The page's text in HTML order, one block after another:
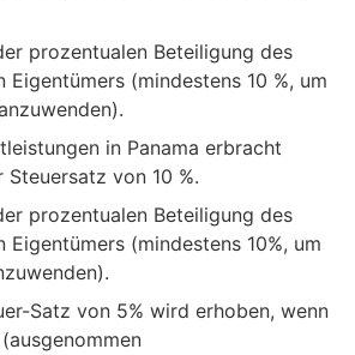
prozentualen Beteiligung des
(mindestens 10 %, um
in Panama erbracht
von 10 %.
prozentualen Beteiligung des
(mindestens 10%, um
Satz von 5% wird erhoben, wenn